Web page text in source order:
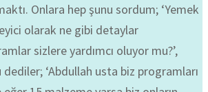
Onlara hep şunu sordum; ‘Yemek
olarak ne gibi detaylar
sizlere yardımcı oluyor mu?’,
‘Abdullah usta biz programları